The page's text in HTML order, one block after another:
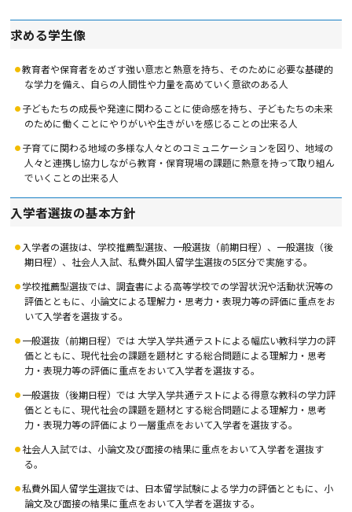
求める学生像
教育者や保育者をめざす強い意志と熱意を持ち、そのために必要な基礎的
な学力を備え、自らの人間性や力量を高めていく意欲のある人
子どもたちの成長や発達に関わることに使命感を持ち、子どもたちの未来
のために働くことにやりがいや生きがいを感じることの出来る人
子育てに関わる地域の多様な人々とのコミュニケーションを図り、地域の
人々と連携し協力しながら教育・保育現場の課題に熱意を持って取り組ん
でいくことの出来る人
入学者選抜の基本方針
入学者の選抜は、学校推薦型選抜、一般選抜（前期日程）、一般選抜（後
期日程）、社会人入試、私費外国人留学生選抜の5区分で実施する。
学校推薦型選抜では、調査書による高等学校での学習状況や活動状況等の
評価とともに、小論文による理解力・思考力・表現力等の評価に重点をお
いて入学者を選抜する。
一般選抜（前期日程）では 大学入学共通テストによる幅広い教科学力の評
価とともに、現代社会の課題を題材とする総合問題による理解力・思考
力・表現力等の評価に重点をおいて入学者を選抜する。
一般選抜（後期日程）では 大学入学共通テストによる得意な教科の学力評
価とともに、現代社会の課題を題材とする総合問題による理解力・思考
力・表現力等の評価により一層重点をおいて入学者を選抜する。
社会人入試では、小論文及び面接の結果に重点をおいて入学者を選抜す
る。
私費外国人留学生選抜では、日本留学試験による学力の評価とともに、小
論文及び面接の結果に重点をおいて入学者を選抜する。